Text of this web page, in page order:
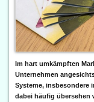
Im hart umkämpften
Unternehmen
Systeme, insbesondere
dabei häufig übersehen